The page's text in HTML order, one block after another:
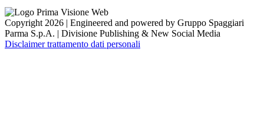
Copyright 2026 | Engineered and powered by Gruppo Spaggiari
Parma S.p.A. | Divisione Publishing & New Social Media
Disclaimer trattamento dati personali